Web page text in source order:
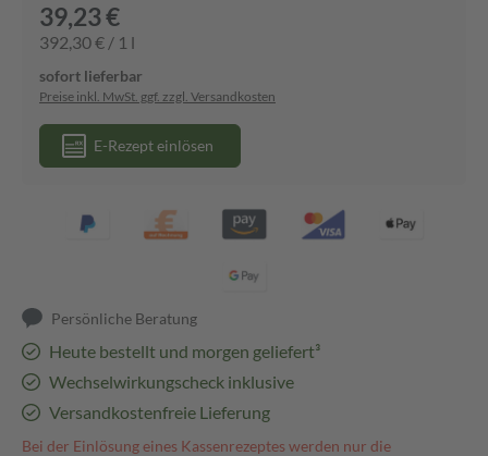
39,23 €
392,30 € / 1 l
sofort lieferbar
Preise inkl. MwSt. ggf. zzgl. Versandkosten
E-Rezept einlösen
Persönliche Beratung
Heute bestellt und morgen geliefert³
Wechselwirkungscheck inklusive
Versandkostenfreie Lieferung
Bei der Einlösung eines Kassenrezeptes werden nur die